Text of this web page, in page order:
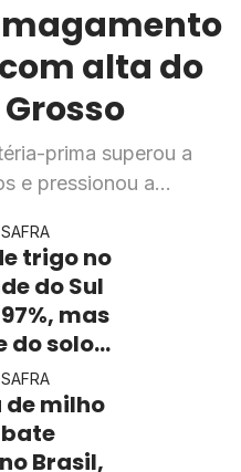
alta do
prima superou a
e pressionou a
trigo no
do Sul
mas
do solo
o ritmo
milho
Brasil,